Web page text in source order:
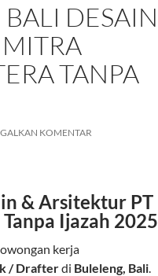
DESAIN
TANPA
KOMENTAR
& Arsitektur PT
Ijazah 2025
kerja
/ Drafterdi Buleleng, Bali.